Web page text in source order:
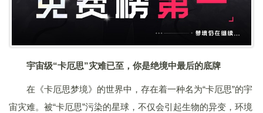
宇宙级“卡厄思”灾难已至，你是绝境中最后的底牌
在《卡厄思梦境》的世界中，存在着一种名为“卡厄思”的宇
宙灾难。被“卡厄思”污染的星球，不仅会引起生物的异变，环境